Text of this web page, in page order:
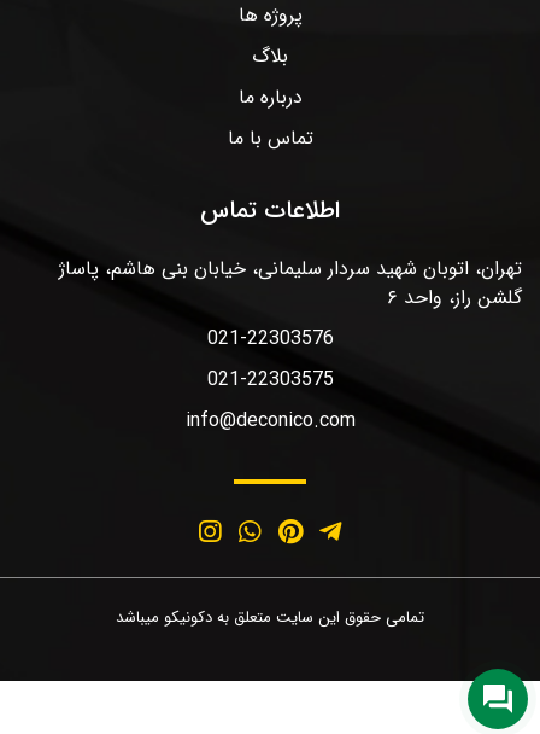
پروژه ها
بلاگ
درباره ما
تماس با ما
اطلاعات تماس
تهران، اتوبان شهید سردار سلیمانی، خیابان بنی هاشم، پاساژ
گلشن راز، واحد ۶
021-22303576
021-22303575
info@deconico.com
تمامی حقوق این سایت متعلق به دکونیکو میباشد